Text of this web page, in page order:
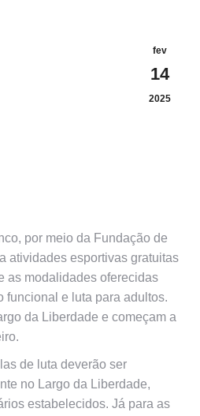
fev
14
2025
por meio da Fundação de
atividades esportivas gratuitas
as modalidades oferecidas
funcional e luta para adultos.
da Liberdade e começam a
de luta deverão ser
no Largo da Liberdade,
estabelecidos. Já para as